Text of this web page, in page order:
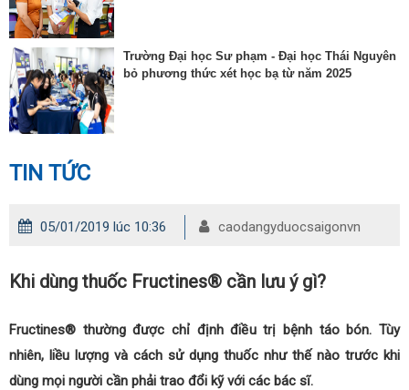
Trường Đại học Sư phạm - Đại học Thái Nguyên
bỏ phương thức xét học bạ từ năm 2025
TIN TỨC
05/01/2019 lúc 10:36 caodangyduocsaigonvn
Khi dùng thuốc Fructines® cần lưu ý gì?
Fructines® thường được chỉ định điều trị bệnh táo bón. Tùy
nhiên, liều lượng và cách sử dụng thuốc như thế nào trước khi
dùng mọi người cần phải trao đổi kỹ với các bác sĩ.